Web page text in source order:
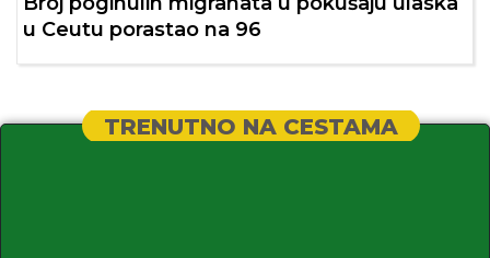
u Ceutu porastao na 96
TRENUTNO NA CESTAMA